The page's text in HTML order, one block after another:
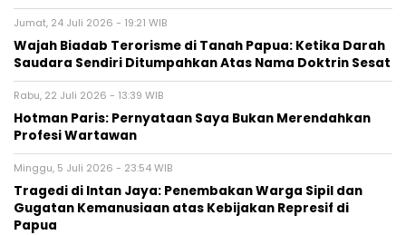
Jumat, 24 Juli 2026 - 19:21 WIB
Wajah Biadab Terorisme di Tanah Papua: Ketika Darah
Saudara Sendiri Ditumpahkan Atas Nama Doktrin Sesat
Rabu, 22 Juli 2026 - 13:39 WIB
Hotman Paris: Pernyataan Saya Bukan Merendahkan
Profesi Wartawan
Minggu, 5 Juli 2026 - 23:54 WIB
Tragedi di Intan Jaya: Penembakan Warga Sipil dan
Gugatan Kemanusiaan atas Kebijakan Represif di
Papua